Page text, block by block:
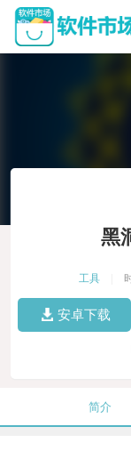
黑
工具
安卓下载
简介